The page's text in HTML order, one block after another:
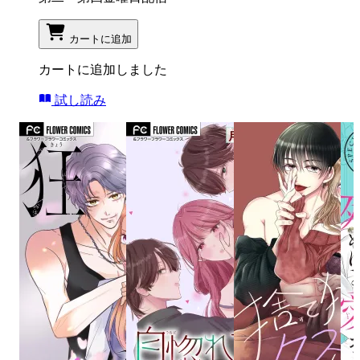
カートに追加
カートに追加しました
試し読み